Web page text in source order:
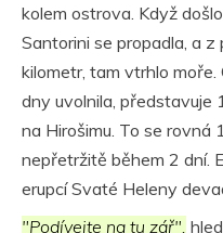
kolem ostrova. Když
Santorini se propadla, a
kilometr, tam vtrhlo
dny uvolnila, představuje
na Hirošimu. To se rovná
nepřetržitě během 2 dní.
erupcí Svaté Heleny
"Podívejte na tu zář",